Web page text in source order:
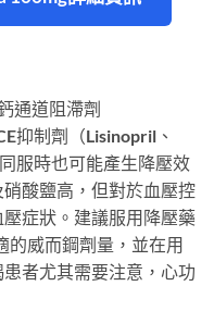
通道阻滯劑
抑制劑（Lisinopril、
服時也可能產生降壓效
酸鹽高，但對於血壓控
症狀。建議服用降壓藥
的威而鋼劑量，並在用
者尤其需要注意，心功